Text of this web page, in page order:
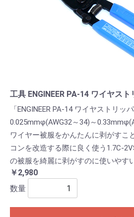
工具 ENGINEER PA-14 ワイヤスト
「ENGINEER PA-14 ワイヤストリッ
0.025mmφ(AWG32～34)～
ワイヤー被服をかんたんに剥がすこ
コンを改造する際に良く使う1.7C-
の被服を綺麗に剥がすのに使いやす
￥2,980
数量